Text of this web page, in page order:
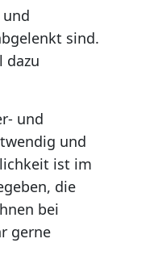
sind.
dazu
und
und
ist im
die
bei
gerne